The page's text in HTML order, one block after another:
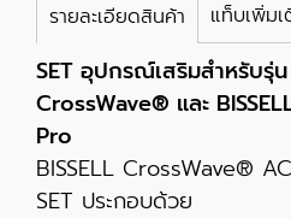
รายละเอียดสินค้า แท็บเพิ่ม
SET อุปกรณ์เสริมสำหรับรุ่น
CrossWave® และ
Pro
BISSELL CrossWave®
SET ประกอบด้วย